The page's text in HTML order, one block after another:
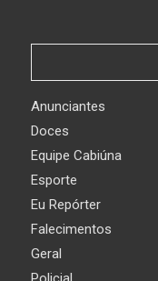
Anunciantes
Doces
Equipe Cabiúna
Esporte
Eu Repórter
Falecimentos
Geral